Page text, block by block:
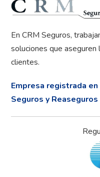
En CRM Seguros,
soluciones que
clientes.
Empresa registrada
Seguros y Reaseguros